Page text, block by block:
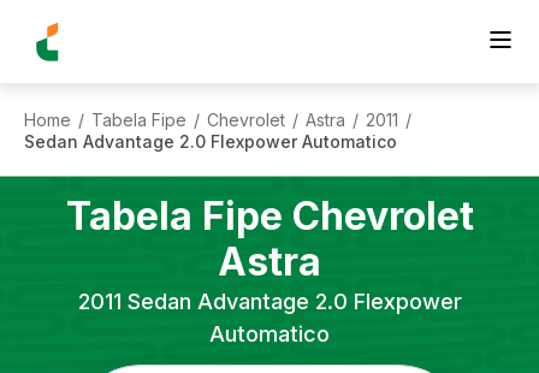
Home / Tabela Fipe / Chevrolet / Astra / 2011 /
Sedan Advantage 2.0 Flexpower Automatico
Tabela Fipe Chevrolet
Astra
2011 Sedan Advantage 2.0 Flexpower
Automatico